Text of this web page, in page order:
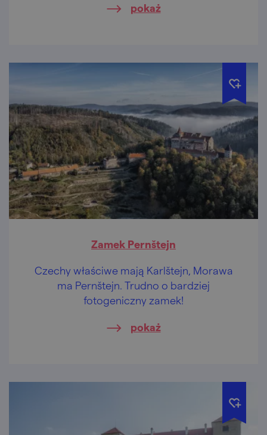
dla oczu i duszy.
pokaż
Zamek Pernštejn
Czechy właściwe mają Karlštejn, Morawa
ma Pernštejn. Trudno o bardziej
fotogeniczny zamek!
pokaż